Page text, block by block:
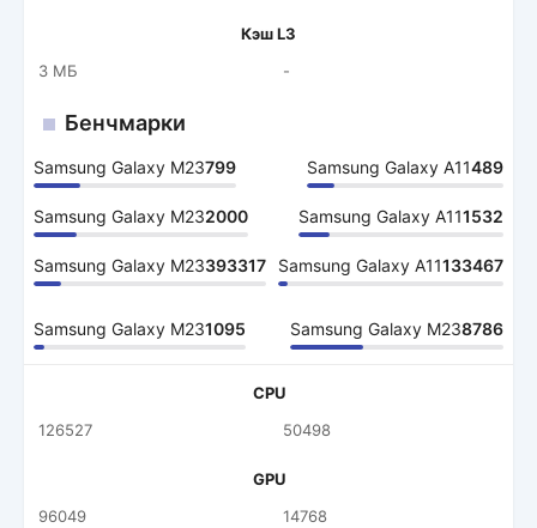
Кэш L3
3 МБ
-
Бенчмарки
Samsung Galaxy M23799 Samsung Galaxy A11489
Samsung Galaxy M232000 Samsung Galaxy A111532
Samsung Galaxy M23393317 Samsung Galaxy A11133467
Samsung Galaxy M231095 Samsung Galaxy M238786
CPU
126527
50498
GPU
96049
14768